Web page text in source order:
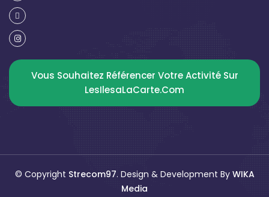
Vous Souhaitez Référencer Votre Activité Sur
LesIlesaLaCarte.com
© Copyright Strecom97. Design & Development By WIKA
Media